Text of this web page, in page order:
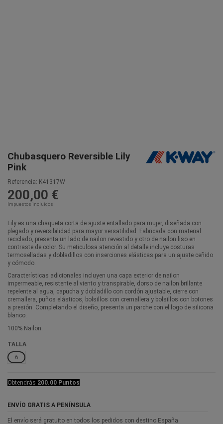
Chubasquero Reversible Lily
Pink
Referencia: K41317W
200,00 €
Impuestos incluidos
Lily es una chaqueta corta de ajuste entallado para mujer, diseñada con
plegado y reversibilidad para mayor versatilidad. Fabricada con material
reciclado, presenta un lado de nailon revestido y otro de nailon liso en
contraste de color. Su meticulosa atención al detalle incluye costuras
termoselladas y dobladillos con inserciones elásticas para un ajuste ceñido
y cómodo.
Características adicionales incluyen una capa exterior de nailon
impermeable, resistente al viento y transpirable, dorso de nailon brillante
repelente al agua, capucha y dobladillo con cordón ajustable, cierre con
cremallera, puños elásticos, bolsillos con cremallera y bolsillos con botones
a presión. Completando el diseño, presenta un parche con el logo de silicona
blanco.
100% Nailon.
TALLA
6
Obtendrás 200.00 Puntos
ENVÍO GRATIS A PENÍNSULA
El envío será gratuito en todos los pedidos con destino España